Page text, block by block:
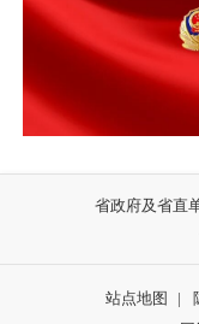
省政府及省直
站点地图 |